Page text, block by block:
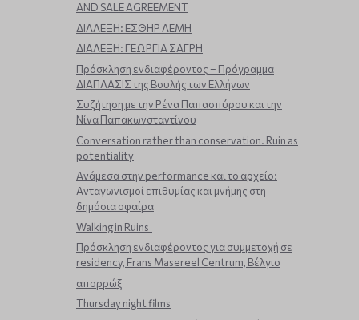
AND SALE AGREEMENT
ΔΙΑΛΕΞΗ: ΕΣΘΗΡ ΛΕΜΗ
ΔΙΑΛΕΞΗ: ΓΕΩΡΓΙΑ ΣΑΓΡΗ
Πρόσκληση ενδιαφέροντος – Πρόγραμμα
ΔΙΑΠΛΑΣΙΣ της Βουλής των Ελλήνων
Συζήτηση με την Ρένα Παπασπύρου και την
Νίνα Παπακωνσταντίνου
Conversation rather than conservation. Ruin as
potentiality
Ανάμεσα στην performance και το αρχείο:
Ανταγωνισμοί επιθυμίας και μνήμης στη
δημόσια σφαίρα
Walking in Ruins
Πρόσκληση ενδιαφέροντος για συμμετοχή σε
residency, Frans Masereel Centrum, Βέλγιο
απορρώξ
Thursday night films